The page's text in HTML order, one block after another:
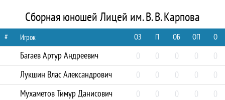
Сборная юношей Лицей им. В. В. Карпова
# Игрок ОЗ П ОБ ОП О
Багаев Артур Андреевич 0 0 0 0
0
Лукшин Влас Александрович
0 0 0 0
0
Мухаметов Тимур Данисович
0 0 0 0
0